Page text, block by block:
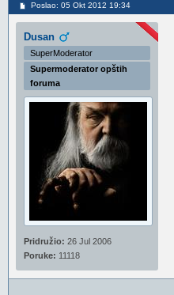
Poslao: 05 Okt 2012 19:34
Dusan
SuperModerator
Supermoderator opštih
foruma
Pridružio: 26 Jul 2006
Poruke: 11118